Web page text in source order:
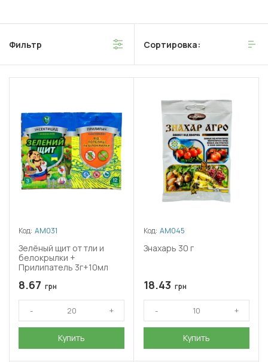
Фильтр Сортировка:
Код: АМ031
Зелёный щит от тли и
белокрылки +
Прилипатель 3г+10мл
8.67 грн
Купить
Код: АМ045
Знахарь 30 г
18.43 грн
Купить